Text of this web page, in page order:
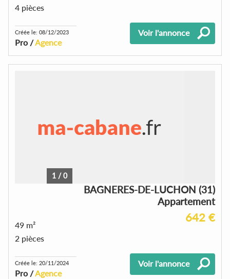
4 pièces
Créée le: 08/12/2023
Pro /Agence
Voir l'annonce
1 /0
BAGNERES-DE-LUCHON (31)
Appartement
642 €
49 m²
2 pièces
Créée le: 20/11/2024
Pro /Agence
Voir l'annonce